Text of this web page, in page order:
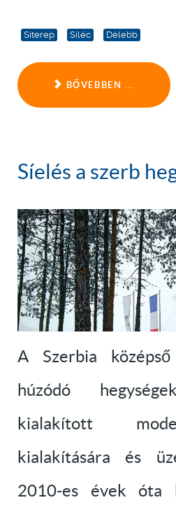
Síterep Síléc Délebb
BŐVEBBEN ...
Síelés a szerb
A Szerbia
húzódó
kialakított
kialakítására és
2010-es évek óta